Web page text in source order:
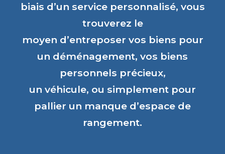
biais d’un service personnalisé, vous
trouverez le
moyen d’entreposer vos biens pour
un déménagement, vos biens
personnels précieux,
un véhicule, ou simplement pour
pallier un manque d’espace de
rangement.